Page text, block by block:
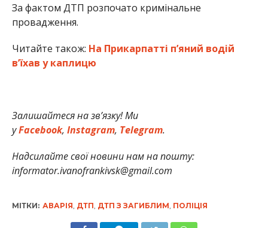
За фактом ДТП розпочато кримінальне
провадження.
Читайте також: На Прикарпатті п’яний водій
в’їхав у каплицю
Залишайтеся на зв’язку! Ми
уFacebook, Instagram, Telegram.
Надсилайте свої новини нам на пошту:
informator.ivanofrankivsk@gmail.com
МІТКИ: АВАРІЯ ДТП ДТП З ЗАГИБЛИМ ПОЛІЦІЯ